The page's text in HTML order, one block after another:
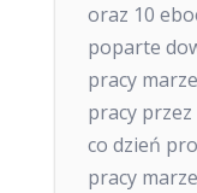
oraz 10
poparte
pracy
pracy przez
co dzień
pracy